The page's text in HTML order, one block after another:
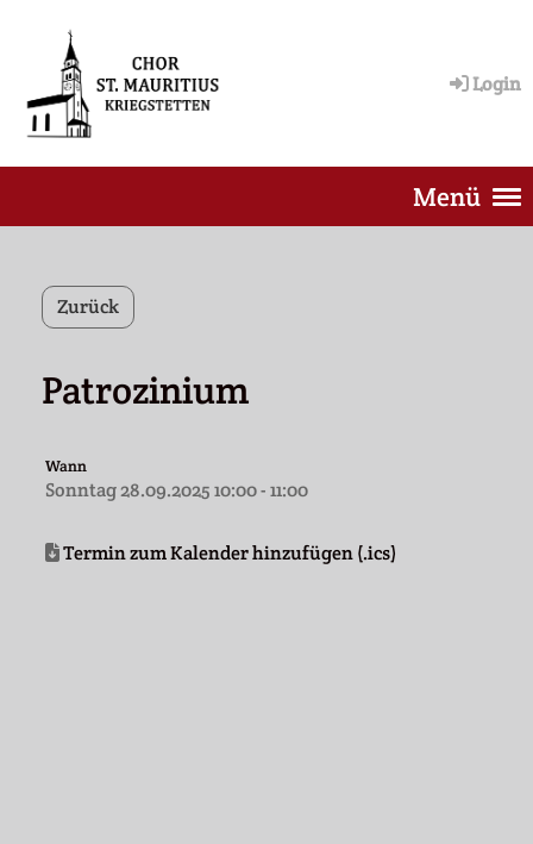
Login
Menü
Zurück
Patrozinium
Wann
Sonntag 28.09.2025 10:00 - 11:00
Termin zum Kalender hinzufügen (.ics)